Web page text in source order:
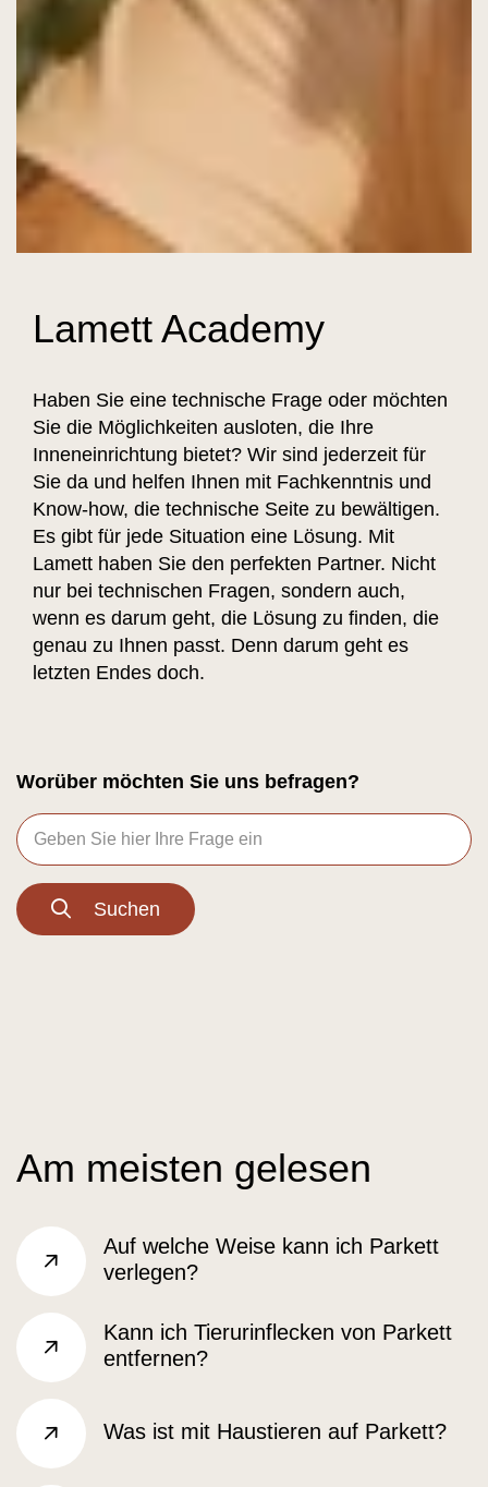
Lamett Academy
Haben Sie eine technische Frage oder möchten
Sie die Möglichkeiten ausloten, die Ihre
Inneneinrichtung bietet? Wir sind jederzeit für
Sie da und helfen Ihnen mit Fachkenntnis und
Know-how, die technische Seite zu bewältigen.
Es gibt für jede Situation eine Lösung. Mit
Lamett haben Sie den perfekten Partner. Nicht
nur bei technischen Fragen, sondern auch,
wenn es darum geht, die Lösung zu finden, die
genau zu Ihnen passt. Denn darum geht es
letzten Endes doch.
Worüber möchten Sie uns befragen?
Suchen
Am meisten gelesen
sr.arrow right
Auf welche Weise kann ich Parkett
verlegen?
sr.arrow right
Kann ich Tierurinflecken von Parkett
entfernen?
sr.arrow right
Was ist mit Haustieren auf Parkett?